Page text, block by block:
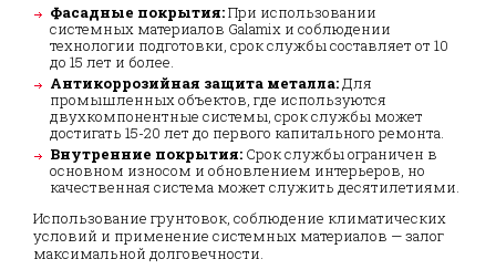
Фасадные покрытия:При использовании
системных материалов Galamix и соблюдении
технологии подготовки, срок службы составляет от 10
до 15 лет и более.
Антикоррозийная защита металла:Для
промышленных объектов, где используются
двухкомпонентные системы, срок службы может
достигать 15-20 лет до первого капитального ремонта.
Внутренние покрытия: Срок службы ограничен в
основном износом и обновлением интерьеров, но
качественная система может служить десятилетиями.
Использование грунтовок, соблюдение климатических
условий и применение системных материалов — залог
максимальной долговечности.